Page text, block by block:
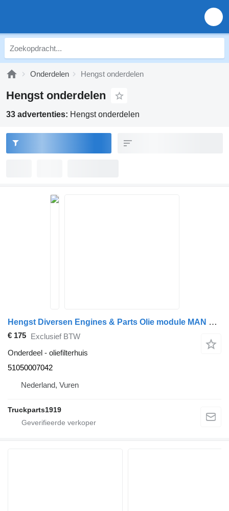
Onderdelen Hengst onderdelen
Hengst onderdelen
33 advertenties: Hengst onderdelen
Hengst Diversen Engines & Parts Olie module MAN 51050007042 oliefilterhuis voor vrachtwagen
€ 175 Exclusief BTW
Onderdeel - oliefilterhuis
51050007042
Nederland, Vuren
Truckparts1919